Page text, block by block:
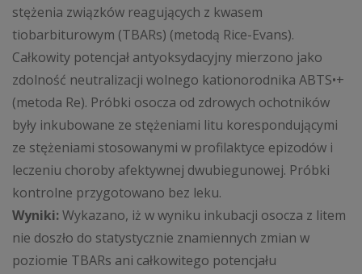
stężenia związków reagujących z kwasem
tiobarbiturowym (TBARs) (metodą Rice-Evans).
Całkowity potencjał antyoksydacyjny mierzono jako
zdolność neutralizacji wolnego kationorodnika ABTS•+
(metoda Re). Próbki osocza od zdrowych ochotników
były inkubowane ze stężeniami litu korespondującymi
ze stężeniami stosowanymi w profilaktyce epizodów i
leczeniu choroby afektywnej dwubiegunowej. Próbki
kontrolne przygotowano bez leku.
Wyniki:Wykazano, iż w wyniku inkubacji osocza z litem
nie doszło do statystycznie znamiennych zmian w
poziomie TBARs ani całkowitego potencjału